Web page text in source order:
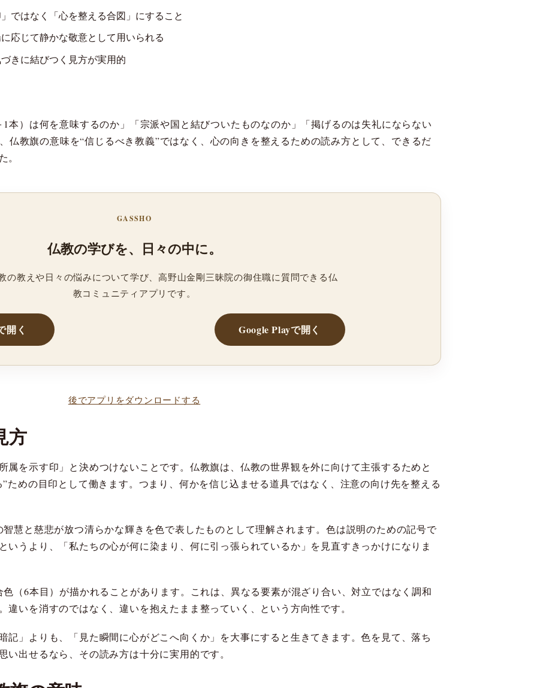
ではなく「心を整える合図」にすること
応じて静かな敬意として用いられる
きに結びつく見方が実用的
本）は何を意味するのか」「宗派や国と結びついたものなのか」「掲げるのは失礼にならない
仏教旗の意味を“信じるべき教義”ではなく、心の向きを整えるための読み方として、できるだ
。
GASSHO
仏教の学びを、日々の中に。
の教えや日々の悩みについて学び、高野山金剛三昧院の御住職に質問できる仏
教コミュニティアプリです。
開く Google Playで開く
後でアプリをダウンロードする
方
属を示す印」と決めつけないことです。仏教旗は、仏教の世界観を外に向けて主張するためと
ための目印として働きます。つまり、何かを信じ込ませる道具ではなく、注意の向け先を整える
慧と慈悲が放つ清らかな輝きを色で表したものとして理解されます。色は説明のための記号で
いうより、「私たちの心が何に染まり、何に引っ張られているか」を見直すきっかけになりま
（6本目）が描かれることがあります。これは、異なる要素が混ざり合い、対立ではなく調和
違いを消すのではなく、違いを抱えたまま整っていく、という方向性です。
記」よりも、「見た瞬間に心がどこへ向くか」を大事にすると生きてきます。色を見て、落ち
出せるなら、その読み方は十分に実用的です。